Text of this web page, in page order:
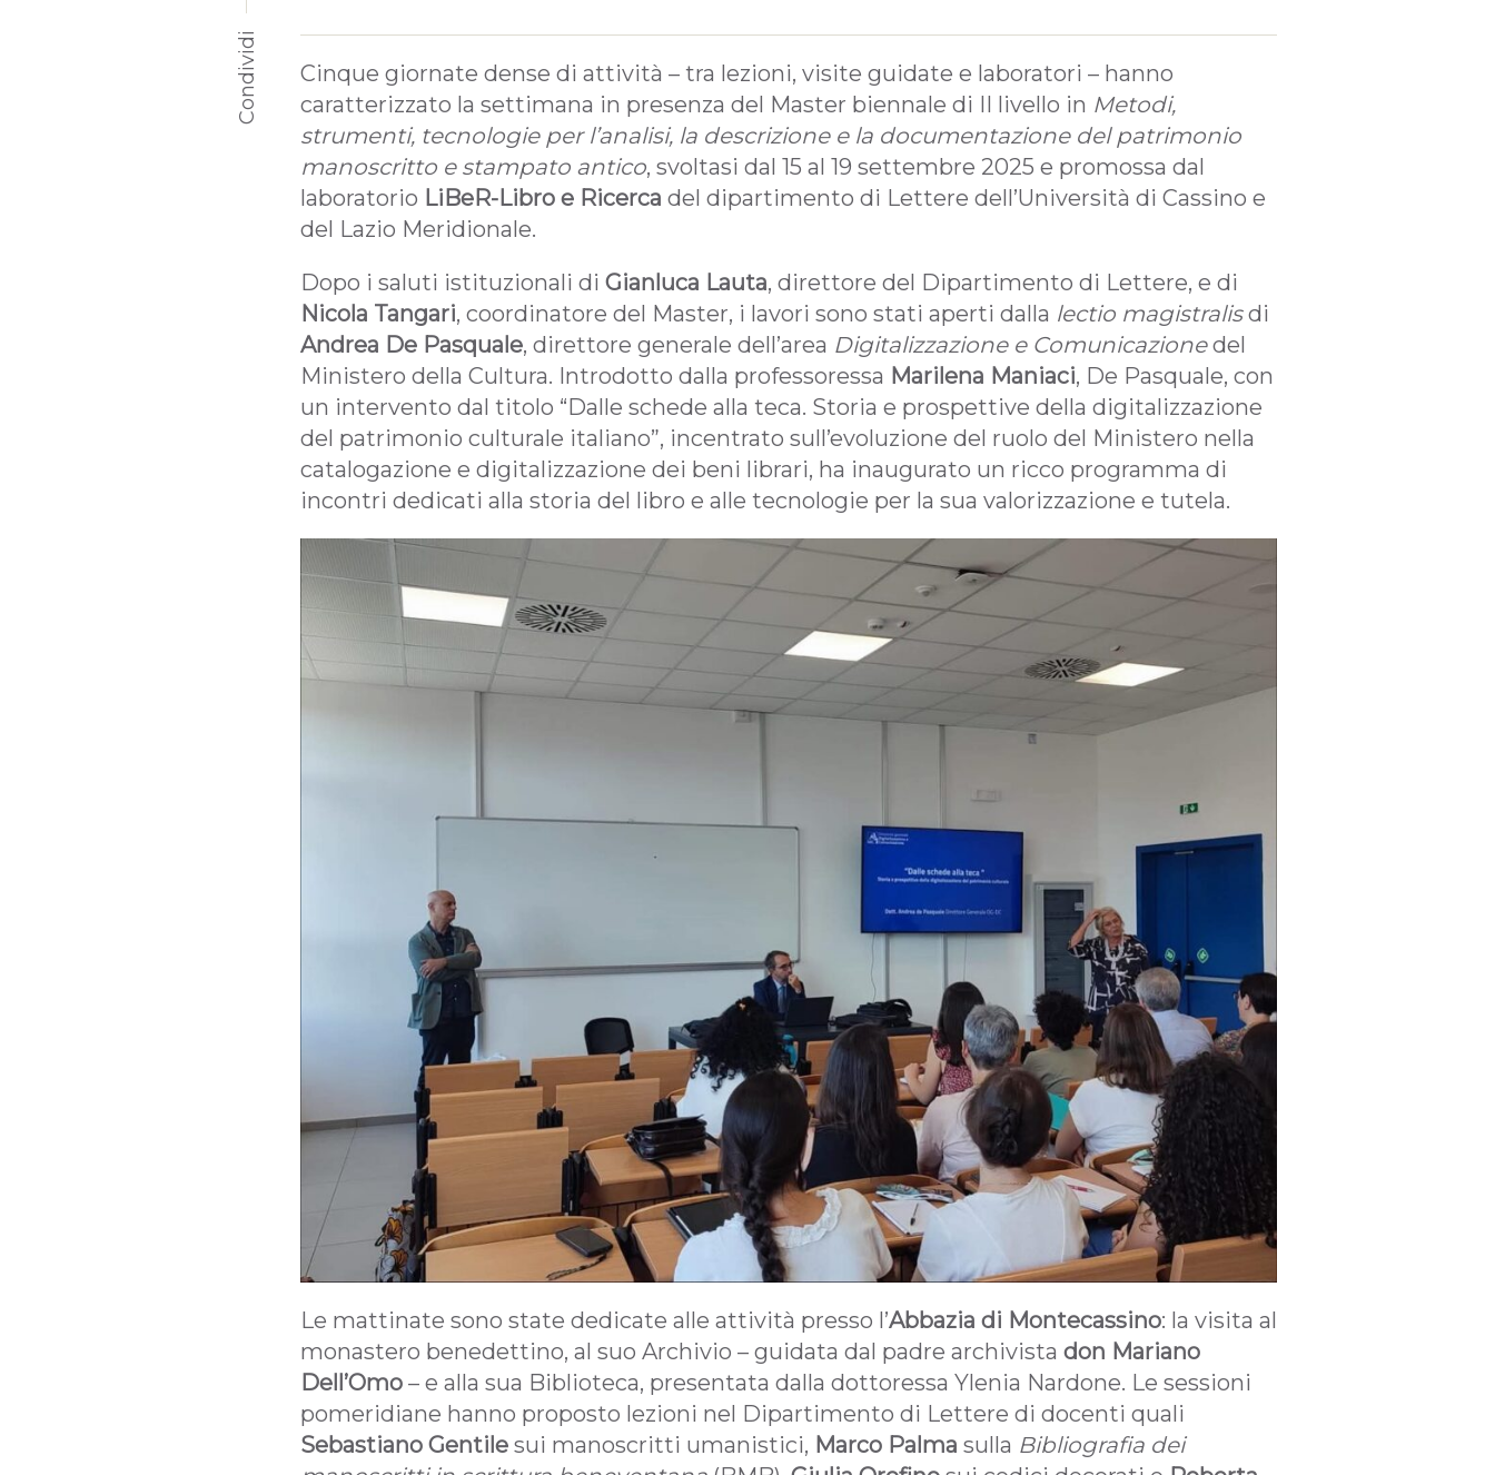
Condividi
Cinque giornate dense di attività – tra lezioni, visite guidate e laboratori – hanno
caratterizzato la settimana in presenza del Master biennale di II livello in Metodi,
strumenti, tecnologie per l’analisi, la descrizione e la documentazione del patrimonio
manoscritto e stampato antico, svoltasi dal 15 al 19 settembre 2025 e promossa dal
laboratorio LiBeR-Libro e Ricerca del dipartimento di Lettere dell’Università di Cassino e
del Lazio Meridionale.
Dopo i saluti istituzionali di Gianluca Lauta, direttore del Dipartimento di Lettere, e di
Nicola Tangari, coordinatore del Master, i lavori sono stati aperti dalla lectio magistralisdi
Andrea De Pasquale, direttore generale dell’area Digitalizzazione e Comunicazionedel
Ministero della Cultura. Introdotto dalla professoressa Marilena Maniaci, De Pasquale, con
un intervento dal titolo “Dalle schede alla teca. Storia e prospettive della digitalizzazione
del patrimonio culturale italiano”, incentrato sull’evoluzione del ruolo del Ministero nella
catalogazione e digitalizzazione dei beni librari, ha inaugurato un ricco programma di
incontri dedicati alla storia del libro e alle tecnologie per la sua valorizzazione e tutela.
Le mattinate sono state dedicate alle attività presso l’Abbazia di Montecassino: la visita al
monastero benedettino, al suo Archivio – guidata dal padre archivista don Mariano
Dell’Omo – e alla sua Biblioteca, presentata dalla dottoressa Ylenia Nardone. Le sessioni
pomeridiane hanno proposto lezioni nel Dipartimento di Lettere di docenti quali
Sebastiano Gentile sui manoscritti umanistici, Marco Palma sulla Bibliografia dei